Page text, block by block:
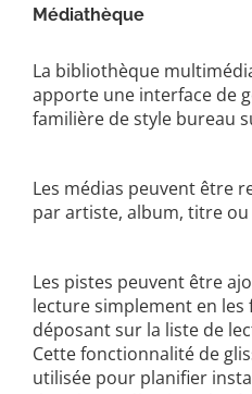
Médiathèque
La bibliothèque
apporte une interface de
familière de style bureau
Les médias peuvent être
par artiste, album, titre ou
Les pistes peuvent être
lecture simplement en les
déposant sur la liste de
Cette fonctionnalité de
utilisée pour planifier